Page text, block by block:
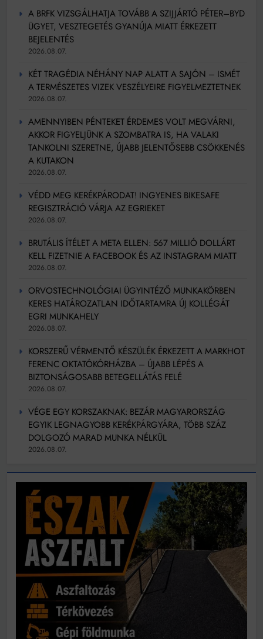
A BRFK VIZSGÁLHATJA TOVÁBB A SZIJJÁRTÓ PÉTER–BYD
ÜGYET, VESZTEGETÉS GYANÚJA MIATT ÉRKEZETT
BEJELENTÉS
2026.08.07.
KÉT TRAGÉDIA NÉHÁNY NAP ALATT A SAJÓN – ISMÉT
A TERMÉSZETES VIZEK VESZÉLYEIRE FIGYELMEZTETNEK
2026.08.07.
AMENNYIBEN PÉNTEKET ÉRDEMES VOLT MEGVÁRNI,
AKKOR FIGYELJÜNK A SZOMBATRA IS, HA VALAKI
TANKOLNI SZERETNE, ÚJABB JELENTŐSEBB CSÖKKENÉS
A KUTAKON
2026.08.07.
VÉDD MEG KERÉKPÁRODAT! INGYENES BIKESAFE
REGISZTRÁCIÓ VÁRJA AZ EGRIEKET
2026.08.07.
BRUTÁLIS ÍTÉLET A META ELLEN: 567 MILLIÓ DOLLÁRT
KELL FIZETNIE A FACEBOOK ÉS AZ INSTAGRAM MIATT
2026.08.07.
ORVOSTECHNOLÓGIAI ÜGYINTÉZŐ MUNKAKÖRBEN
KERES HATÁROZATLAN IDŐTARTAMRA ÚJ KOLLÉGÁT
EGRI MUNKAHELY
2026.08.07.
KORSZERŰ VÉRMENTŐ KÉSZÜLÉK ÉRKEZETT A MARKHOT
FERENC OKTATÓKÓRHÁZBA – ÚJABB LÉPÉS A
BIZTONSÁGOSABB BETEGELLÁTÁS FELÉ
2026.08.07.
VÉGE EGY KORSZAKNAK: BEZÁR MAGYARORSZÁG
EGYIK LEGNAGYOBB KERÉKPÁRGYÁRA, TÖBB SZÁZ
DOLGOZÓ MARAD MUNKA NÉLKÜL
2026.08.07.